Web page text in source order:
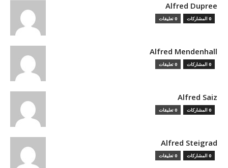
Alfred Dupree
0 المشاركات 0 تعليقات
Alfred Mendenhall
0 المشاركات 0 تعليقات
Alfred Saiz
0 المشاركات 0 تعليقات
Alfred Steigrad
0 المشاركات 0 تعليقات